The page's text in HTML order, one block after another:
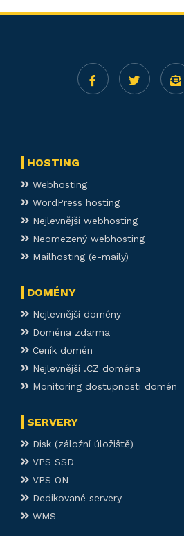
HOSTING
Webhosting
WordPress hosting
Nejlevnější webhosting
Neomezený webhosting
Mailhosting (e-maily)
DOMÉNY
Nejlevnější domény
Doména zdarma
Ceník domén
Nejlevnější .CZ doména
Monitoring dostupnosti domén
SERVERY
Disk (záložní úložiště)
VPS SSD
VPS ON
Dedikované servery
WMS